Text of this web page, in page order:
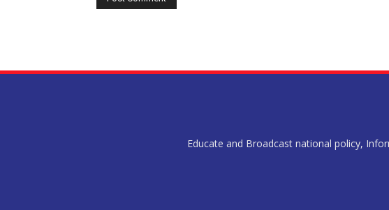
Educate and Broadcast national policy,